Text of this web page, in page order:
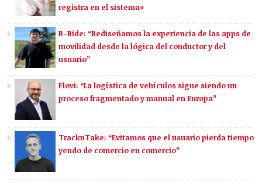
registra en el sistema»
B-Ride: “Rediseñamos la experiencia de las apps de
movilidad desde la lógica del conductor y del
usuario”
Flovi: “La logística de vehículos sigue siendo un
proceso fragmentado y manual en Europa”
TracknTake: “Evitamos que el usuario pierda tiempo
yendo de comercio en comercio”